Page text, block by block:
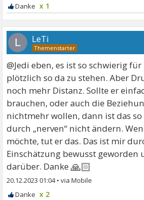
x 1
L LeTi
@Jedi eben, es ist so schwierig
plötzlich so da zu stehen. Aber
noch mehr Distanz. Sollte er
brauchen, oder auch die
nichtmehr wollen, dann ist das
durch „nerven“ nicht ändern.
möchte, tut er das. Das ist mir
Einschätzung bewusst geworden
darüber. Danke🙏🏻
20.12.2023 01:04•
x 2